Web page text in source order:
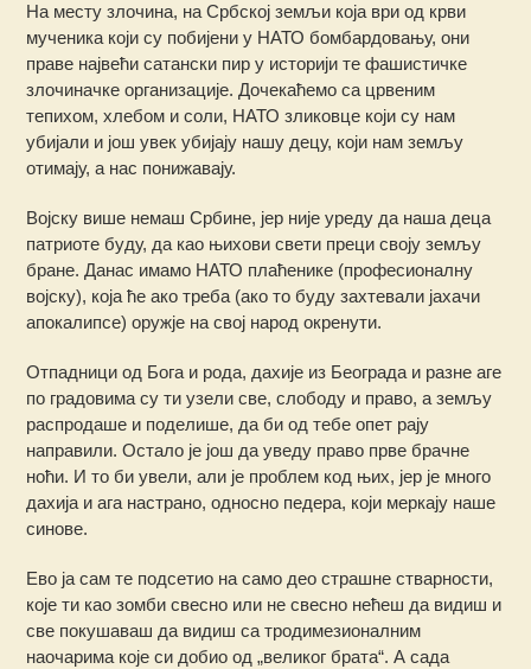
На месту злочина, на Србској земљи која ври од крви
мученика који су побијени у НАТО бомбардовању, они
праве највећи сатански пир у историји те фашистичке
злочиначке организације. Дочекаћемо са црвеним
тепихом, хлебом и соли, НАТО зликовце који су нам
убијали и још увек убијају нашу децу, који нам земљу
отимају, а нас понижавају.
Војску више немаш Србине, јер није уреду да наша деца
патриоте буду, да као њихови свети преци своју земљу
бране. Данас имамо НАТО плаћенике (професионалну
војску), која ће ако треба (ако то буду захтевали јахачи
апокалипсе) оружје на свој народ окренути.
Отпадници од Бога и рода, дахије из Београда и разне аге
по градовима су ти узели све, слободу и право, а земљу
распродаше и поделише, да би од тебе опет рају
направили. Остало је још да уведу право прве брачне
ноћи. И то би увели, али је проблем код њих, јер је много
дахија и ага настрано, односно педера, који меркају наше
синове.
Ево ја сам те подсетио на само део страшне стварности,
које ти као зомби свесно или не свесно нећеш да видиш и
све покушаваш да видиш са тродимезионалним
наочарима које си добио од „великог брата“. А сада